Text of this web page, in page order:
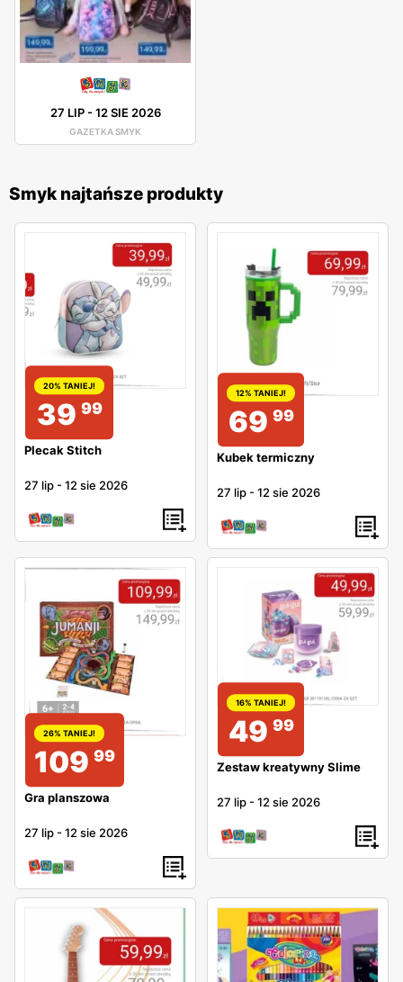
27 LIP-12 SIE 2026
GAZETKA SMYK
Smyk najtańsze produkty
20% TANIEJ!
39 99
Plecak Stitch
27 lip -12 sie 2026
12% TANIEJ!
69 99
Kubek termiczny
27 lip -12 sie 2026
26% TANIEJ!
109 99
Gra planszowa
27 lip -12 sie 2026
16% TANIEJ!
49 99
Zestaw kreatywny Slime
27 lip -12 sie 2026